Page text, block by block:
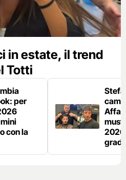
in estate, il trend
Totti
per
con la
must
2026